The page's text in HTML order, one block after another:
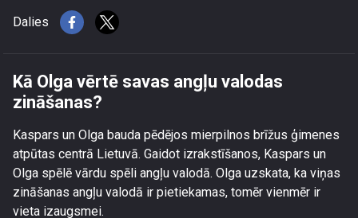
Dalies
Kā Olga vērtē savas angļu valodas
zināšanas?
Kaspars un Olga bauda pēdējos mierpilnos brīžus ģimenes
atpūtas centrā Lietuvā. Gaidot izrakstīšanos, Kaspars un
Olga spēlē vārdu spēli angļu valodā. Olga uzskata, ka viņas
zināšanas angļu valodā ir pietiekamas, tomēr vienmēr ir
vieta izaugsmei.